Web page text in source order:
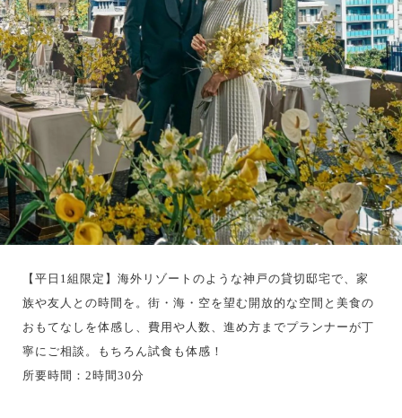
【平日1組限定】海外リゾートのような神戸の貸切邸宅で、家
族や友人との時間を。街・海・空を望む開放的な空間と美食の
おもてなしを体感し、費用や人数、進め方までプランナーが丁
寧にご相談。もちろん試食も体感！
所要時間：2時間30分